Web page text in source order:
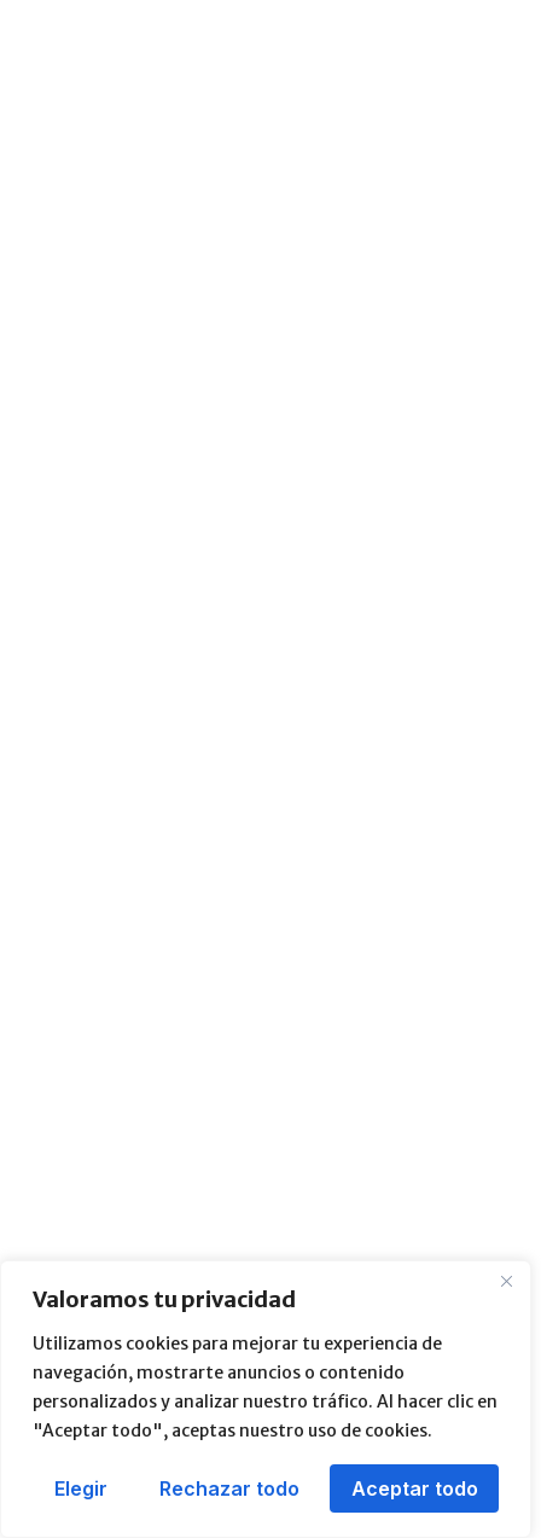
Valoramos tu privacidad
Utilizamos cookies para mejorar tu experiencia de
navegación, mostrarte anuncios o contenido
personalizados y analizar nuestro tráfico. Al hacer clic en
"Aceptar todo", aceptas nuestro uso de cookies.
Elegir Rechazar todo Aceptar todo